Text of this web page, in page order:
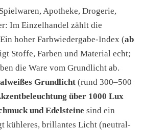
Apotheke, Drogerie,
Im Einzelhandel zählt die
hoher Farbwiedergabe-Index (ab
Stoffe, Farben und Material echt;
die Ware vom Grundlicht ab.
Grundlicht (rund 300–500
über 1000 Lux
und Edelsteine sind ein
kühleres, brillantes Licht (neutral-